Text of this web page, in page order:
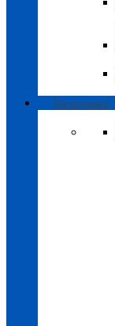
Расходники